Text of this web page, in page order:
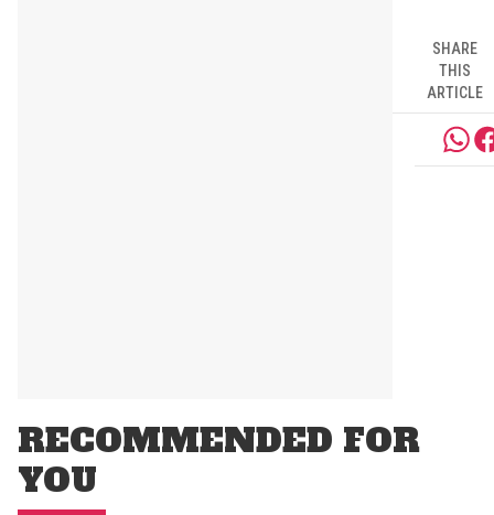
SHARE
THIS
ARTICLE
RECOMMENDED FOR
YOU